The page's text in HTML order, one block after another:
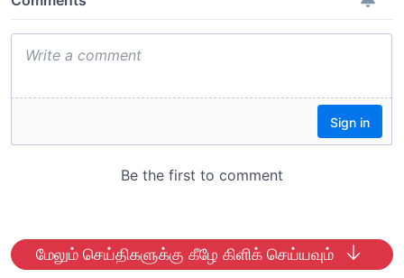
மேலும் செய்திகளுக்கு கீழே கிளிக் செய்யவும்